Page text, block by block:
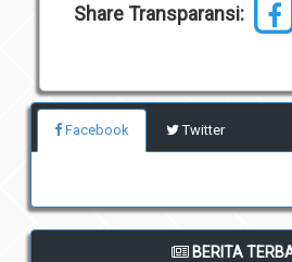
Share Transparansi:
Facebook Twitter
BERITA